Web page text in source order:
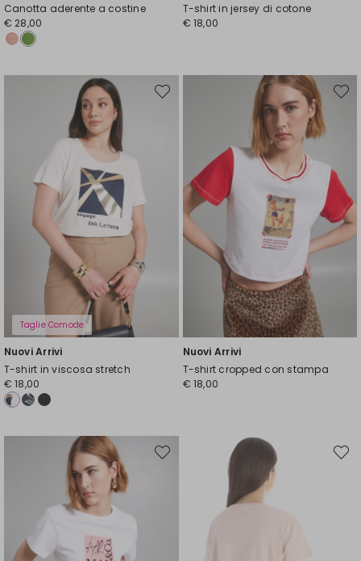
Canotta aderente a costine
€ 28,00
T-shirt in jersey di cotone
€ 18,00
Taglie Comode
Nuovi Arrivi
T-shirt in viscosa stretch
€ 18,00
Sposta
Nuovi Arrivi
T-shirt cropped con stampa
€ 18,00
Sposta